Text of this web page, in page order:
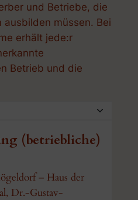
und Betriebe, die
ausbilden müssen. Bei
erhält jede:r
Betrieb und die
(betriebliche)
– Haus der
Dr.-Gustav-